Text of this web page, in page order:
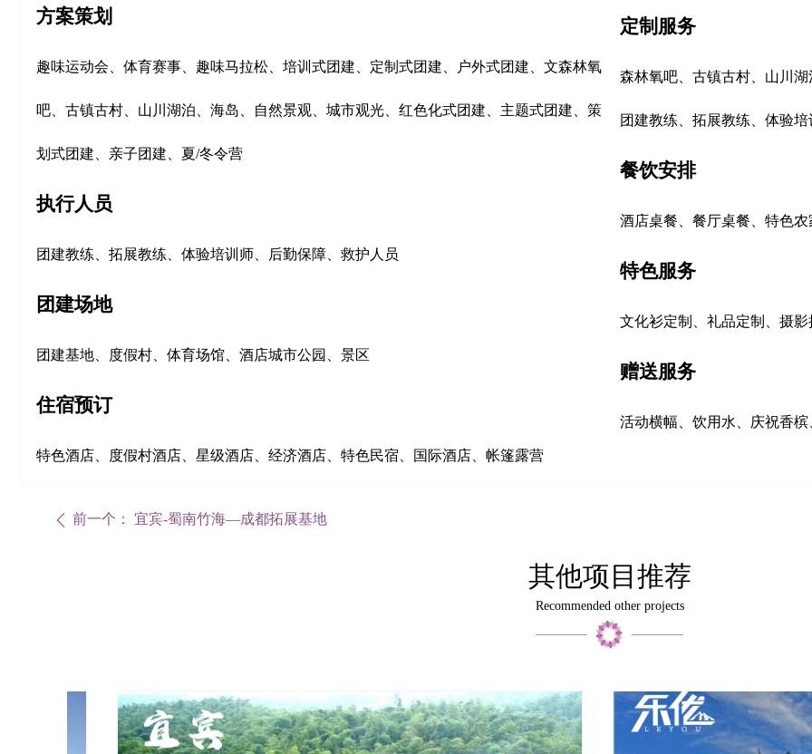
方案策划
趣味运动会、体育赛事、趣味马拉松、培训式团建 、定制式团建、户外式团建、文森林氧
吧、古镇古村、山川湖泊、海岛、自然景观、城市观光、红色化式团建、主题式团建、策
划式团建、亲子团建、夏/冬令营
执行人员
团建教练、拓展教练、体验培训师、后勤保障、救护人员
团建场地
团建基地、度假村、体育场馆、酒店城市公园、景区
住宿预订
特色酒店、度假村酒店、星级酒店、经济酒店、特色民宿、国际酒店、帐篷露营
定制服务
森林氧吧、古镇古村、山川
团建教练、拓展教练、体验
餐饮安排
酒店桌餐、餐厅桌餐、特色
特色服务
文化衫定制、礼品定制、摄
赠送服务
活动横幅、饮用水、庆祝香
ꄴ 前一个： 宜宾-蜀南竹海—成都拓展基地
其他项目推荐
Recommended other projects